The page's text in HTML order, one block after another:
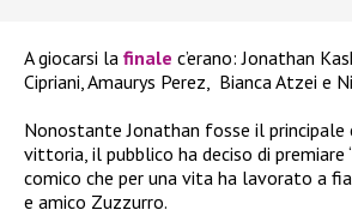
A giocarsi la finale c’erano: Jonathan
Cipriani, Amaurys Perez, Bianca Atzei e
Nonostante Jonathan fosse il
vittoria, il pubblico ha deciso di premiare
comico che per una vita ha lavorato a
e amico Zuzzurro.